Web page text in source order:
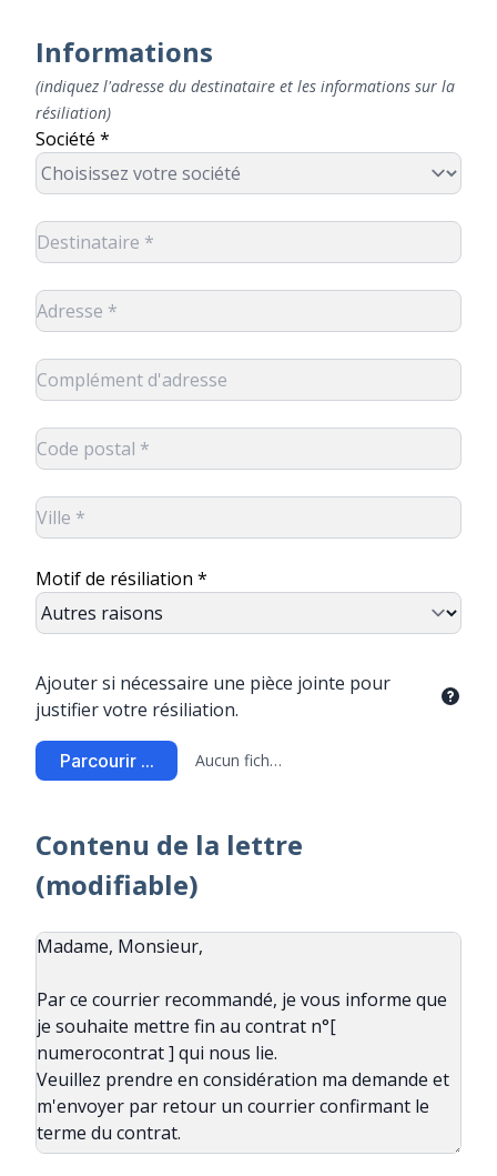
Informations
(indiquez l'adresse du destinataire et les informations sur la
résiliation)
Société *
Motif de résiliation *
Ajouter si nécessaire une pièce jointe pour
justifier votre résiliation.
Parcourir ... Aucun fichier sélectionné
Contenu de la lettre
(modifiable)